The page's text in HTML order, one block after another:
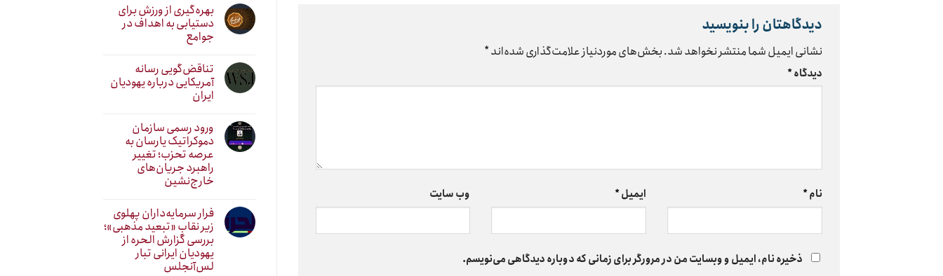
دیدگاهتان را بنویسید
نشانی ایمیل شما منتشر نخواهد شد.بخش‌های موردنیاز علامت‌گذاری شده‌اند*
دیدگاه*
نام* ایمیل* وب‌ سایت
ذخیره نام، ایمیل و وبسایت من در مرورگر برای زمانی که دوباره دیدگاهی می‌نویسم.
بهره‌گیری از ورزش برای
دستیابی به اهداف در
جوامع
تناقض‌گویی رسانه
آمریکایی درباره یهودیان
ایران
ورود رسمی سازمان
دموکراتیک یارسان به
عرصه تحزب؛ تغییر
راهبرد جریان‌های
خارج‌نشین
فرار سرمایه‌داران پهلوی
زیر نقابِ «تبعید مذهبی»؛
بررسی گزارش الحره از
یهودیان ایرانی تبار
لس‌آنجلس